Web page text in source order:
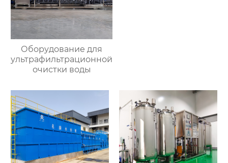
Оборудование для
ультрафильтрационной
очистки воды